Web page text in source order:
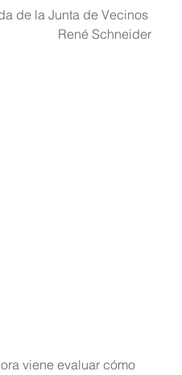
de la Junta de Vecinos
René Schneider
viene evaluar cómo